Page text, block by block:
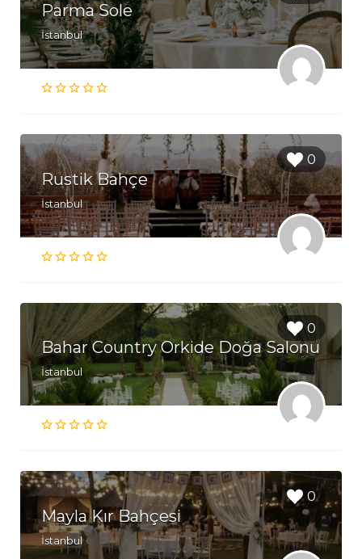
Parma Sole
İstanbul
0
Rustik Bahçe
İstanbul
0
Bahar Country Orkide Doğa Salonu
İstanbul
0
Mayla Kır Bahçesi
İstanbul